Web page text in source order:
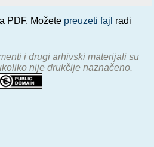
PDF. Možete preuzeti fajl radi
i drugi arhivski materijali su
nije drukčije naznačeno.